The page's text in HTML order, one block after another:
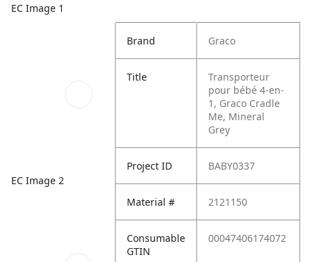
EC Image 1
EC Image 2
Brand Graco
Title
Transporteur
pour bébé 4-en-
1, Graco Cradle
Me, Mineral
Grey
Project ID BABY0337
Material # 2121150
Consumable
GTIN
00047406174072